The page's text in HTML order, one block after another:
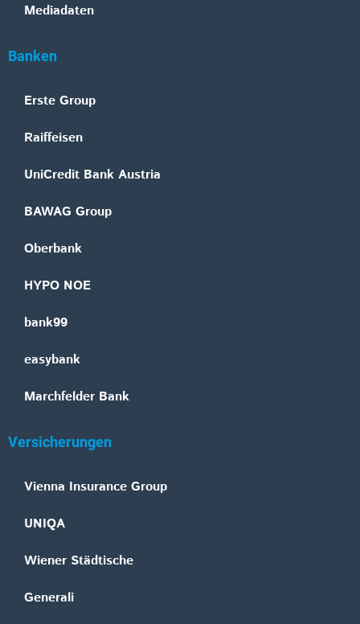
Mediadaten
Banken
Erste Group
Raiffeisen
UniCredit Bank Austria
BAWAG Group
Oberbank
HYPO NOE
bank99
easybank
Marchfelder Bank
Versicherungen
Vienna Insurance Group
UNIQA
Wiener Städtische
Generali